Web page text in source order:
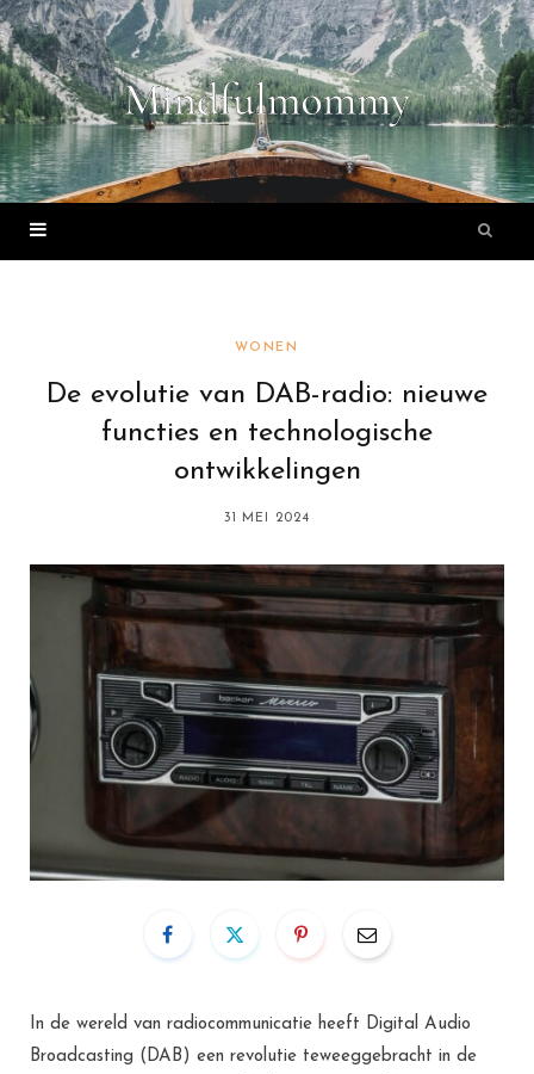
WONEN
De evolutie van DAB-radio: nieuwe
functies en technologische
ontwikkelingen
31 MEI 2024
In de wereld van radiocommunicatie heeft Digital Audio
Broadcasting (DAB) een revolutie teweeggebracht in de